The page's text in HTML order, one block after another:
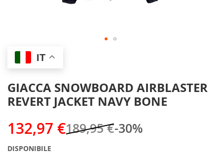
IT
GIACCA SNOWBOARD AIRBLASTER
REVERT JACKET NAVY BONE
132,97 €189,95 €-30%
DISPONIBILE
Skip
the
of
the